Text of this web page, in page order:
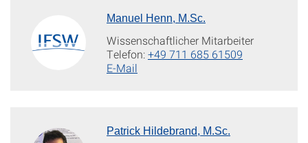
Manuel Henn, M.Sc.
Wissenschaftlicher Mitarbeiter
Telefon:+49 711 685 61509
E-Mail
Patrick Hildebrand, M.Sc.